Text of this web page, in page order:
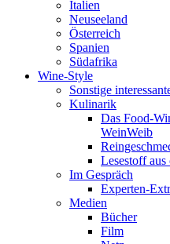
Italien
Neuseeland
Österreich
Spanien
Südafrika
Wine-Style
Sonstige
Kulinarik
Das Food-
WeinWeib
Lesestoff
Im Gespräch
Experten-
Medien
Bücher
Film